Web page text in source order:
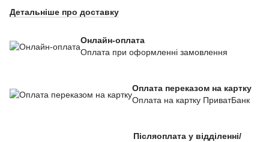
Детальніше про доставку
Онлайн-оплата
Оплата при оформленні замовлення
Оплата переказом на картку
Оплата на картку ПриватБанк
Післяоплата у відділенні/